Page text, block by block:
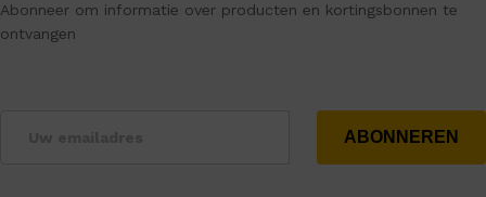
Abonneer om informatie over producten en kortingsbonnen te
ontvangen